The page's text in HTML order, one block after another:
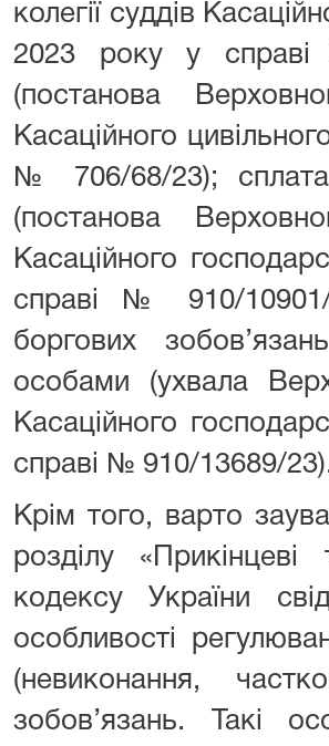
колегії суддів
2023 року у справі
(постанова
Касаційного
№ 706/68/23); сплата
(постанова
Касаційного
справі № 910/10901/
боргових
особами (ухвала
Касаційного
справі № 910/13689/
Крім того, варто
розділу
кодексу України
особливості
(невиконання,
зобов’язань. Такі